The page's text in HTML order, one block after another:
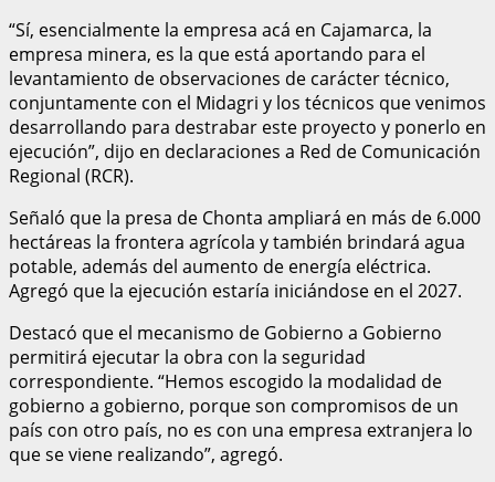
“Sí, esencialmente la empresa acá en Cajamarca, la
empresa minera, es la que está aportando para el
levantamiento de observaciones de carácter técnico,
conjuntamente con el Midagri y los técnicos que venimos
desarrollando para destrabar este proyecto y ponerlo en
ejecución”, dijo en declaraciones a Red de Comunicación
Regional (RCR).
Señaló que la presa de Chonta ampliará en más de 6.000
hectáreas la frontera agrícola y también brindará agua
potable, además del aumento de energía eléctrica.
Agregó que la ejecución estaría iniciándose en el 2027.
Destacó que el mecanismo de Gobierno a Gobierno
permitirá ejecutar la obra con la seguridad
correspondiente. “Hemos escogido la modalidad de
gobierno a gobierno, porque son compromisos de un
país con otro país, no es con una empresa extranjera lo
que se viene realizando”, agregó.